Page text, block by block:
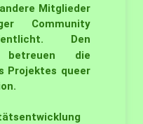
Mitglieder
Community
Den
betreuen die
Projektes queer